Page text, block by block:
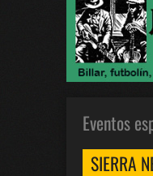
Eventos
SIERRA